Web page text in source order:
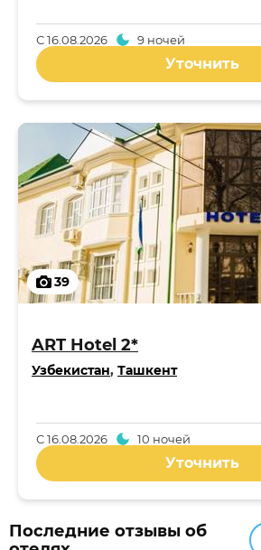
С16.08.2026 9 ночей
Уточнить
39
ART Hotel 2*
Узбекистан, Ташкент
С16.08.2026 10 ночей
Уточнить
Последние отзывы об